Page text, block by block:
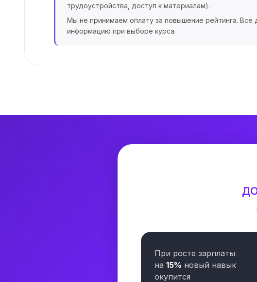
трудоустройства, доступ к материалам).
Мы не принимаем оплату за повышение рейтинга.
информацию при выборе курса.
При росте зарплаты
на 15% новый навык
окупится